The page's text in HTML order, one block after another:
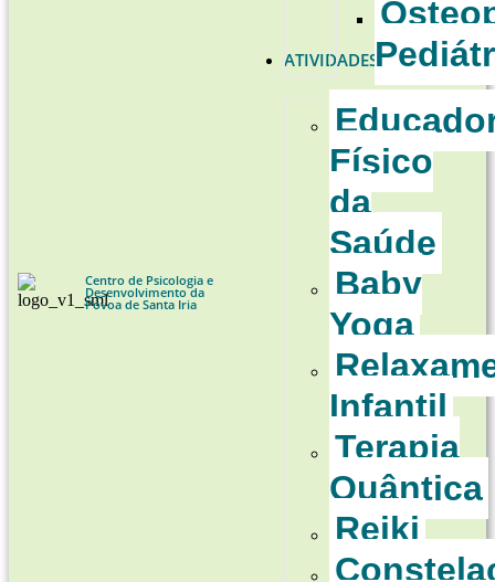
Centro de Psicologia e
Desenvolvimento da
Póvoa de Santa Iria
ATIVIDADES
Físico
da
Saúde
Baby
Yoga
Infantil
Terapia
Quântica
Reiki